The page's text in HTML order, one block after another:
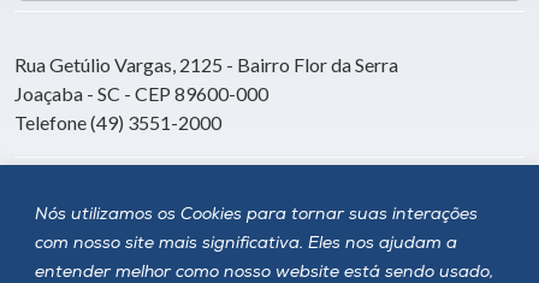
Nós utilizamos os Cookies para tornar suas interações
com nosso site mais significativa. Eles nos ajudam a
entender melhor como nosso website está sendo usado,
Rua Getúlio Vargas, 2125 - Bairro Flor da Serra
Joaçaba - SC - CEP 89600-000
Telefone (49) 3551-2000
Siga a Unoesc